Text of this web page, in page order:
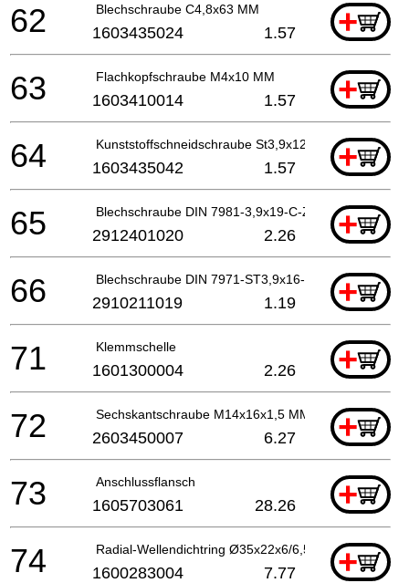
Blechschraube C4,8x63 MM +
62 1603435024 1.57
Flachkopfschraube M4x10 MM +
63 1603410014 1.57
Kunststoffschneidschraube St3,9x12 +
64 1603435042 1.57
Blechschraube DIN 7981-3,9x19-C-Z-ST +
65 2912401020 2.26
Blechschraube DIN 7971-ST3,9x16-F +
66 2910211019 1.19
Klemmschelle +
71 1601300004 2.26
Sechskantschraube M14x16x1,5 MM +
72 2603450007 6.27
Anschlussflansch +
73 1605703061 28.26
Radial-Wellendichtring Ø35x22x6/6,5 MM+
74 1600283004 7.77